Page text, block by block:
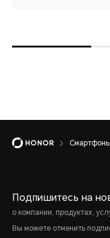
Смартфоны
Подпишитесь на
о компании, продуктах,
Вы можете отменить